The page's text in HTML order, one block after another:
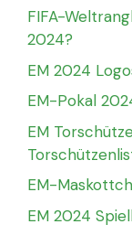
FIFA-
2024?
EM 2024
EM-Pokal
EM
EM-
EM 2024